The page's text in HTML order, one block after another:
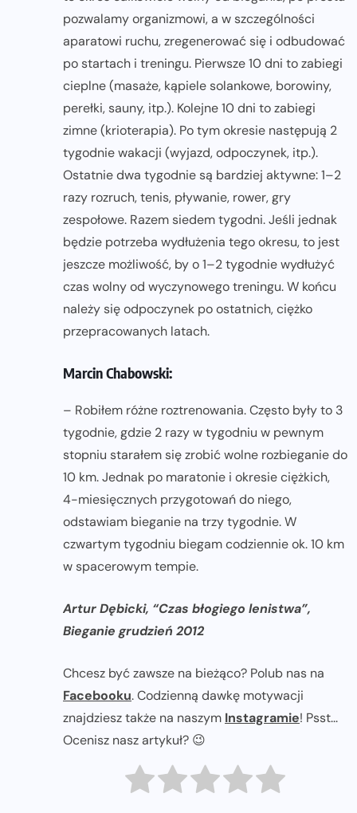
pozwalamy organizmowi, a w szczególności
aparatowi ruchu, zregenerować się i odbudować
po startach i treningu. Pierwsze 10 dni to zabiegi
cieplne (masaże, kąpiele solankowe, borowiny,
perełki, sauny, itp.). Kolejne 10 dni to zabiegi
zimne (krioterapia). Po tym okresie następują 2
tygodnie wakacji (wyjazd, odpoczynek, itp.).
Ostatnie dwa tygodnie są bardziej aktywne: 1–2
razy rozruch, tenis, pływanie, rower, gry
zespołowe. Razem siedem tygodni. Jeśli jednak
będzie potrzeba wydłużenia tego okresu, to jest
jeszcze możliwość, by o 1–2 tygodnie wydłużyć
czas wolny od wyczynowego treningu. W końcu
należy się odpoczynek po ostatnich, ciężko
przepracowanych latach.
Marcin Chabowski:
– Robiłem różne roztrenowania. Często były to 3
tygodnie, gdzie 2 razy w tygodniu w pewnym
stopniu starałem się zrobić wolne rozbieganie do
10 km. Jednak po maratonie i okresie ciężkich,
4-miesięcznych przygotowań do niego,
odstawiam bieganie na trzy tygodnie. W
czwartym tygodniu biegam codziennie ok. 10 km
w spacerowym tempie.
Artur Dębicki, “Czas błogiego lenistwa”,
Bieganie grudzień 2012
Chcesz być zawsze na bieżąco? Polub nas na
Facebooku. Codzienną dawkę motywacji
znajdziesz także na naszym Instagramie! Psst...
Ocenisz nasz artykuł? 😉